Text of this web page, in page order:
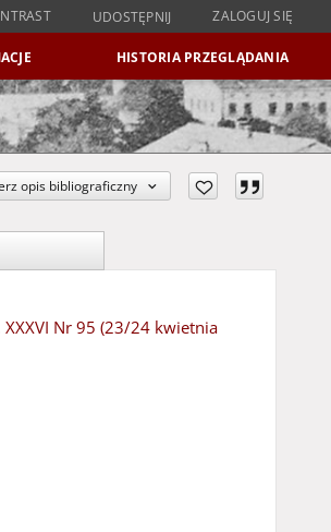
UDOSTĘPNIJ ZALOGUJ SIĘ
HISTORIA PRZEGLĄDANIA
opis bibliograficzny
Nr 95 (23/24 kwietnia